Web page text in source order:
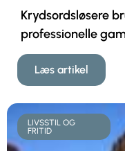
Krydsordsløsere
professionelle
Læs artikel
LIVSSTIL OG
FRITID